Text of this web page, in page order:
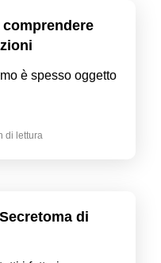
comprendere
è spesso oggetto
di lettura
di